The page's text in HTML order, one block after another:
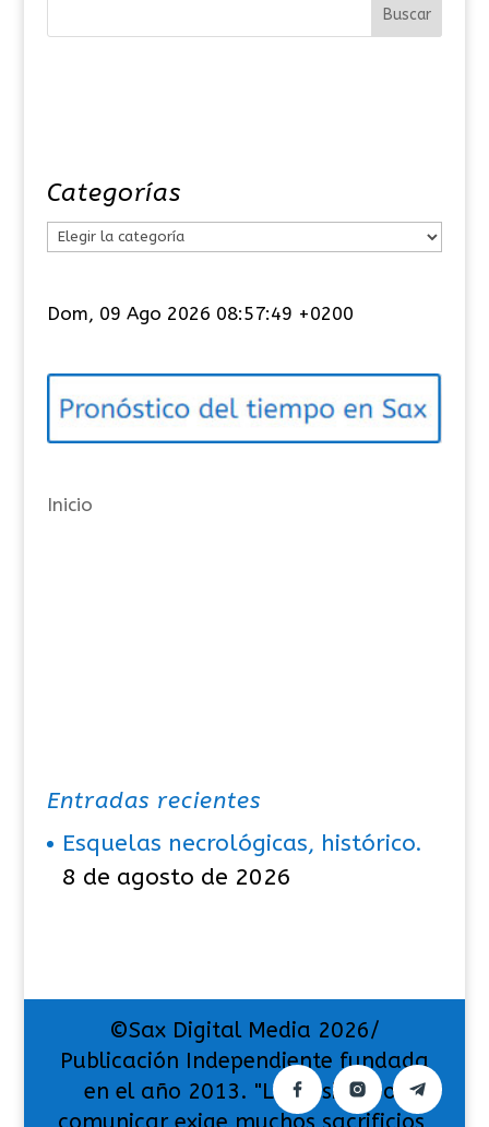
Categorías
e
o
í
s
Dom, 09 Ago 2026 08:57:50 +0200
Inicio
Entradas recientes
Esquelas necrológicas, histórico.
8 de agosto de 2026
©Sax Digital Media 2026/
Publicación Independiente fundada
en el año 2013. "La pasión por
comunicar exige muchos sacrificios,